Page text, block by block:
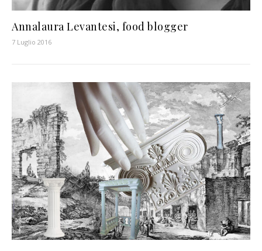
Annalaura Levantesi, food blogger
7 Luglio 2016